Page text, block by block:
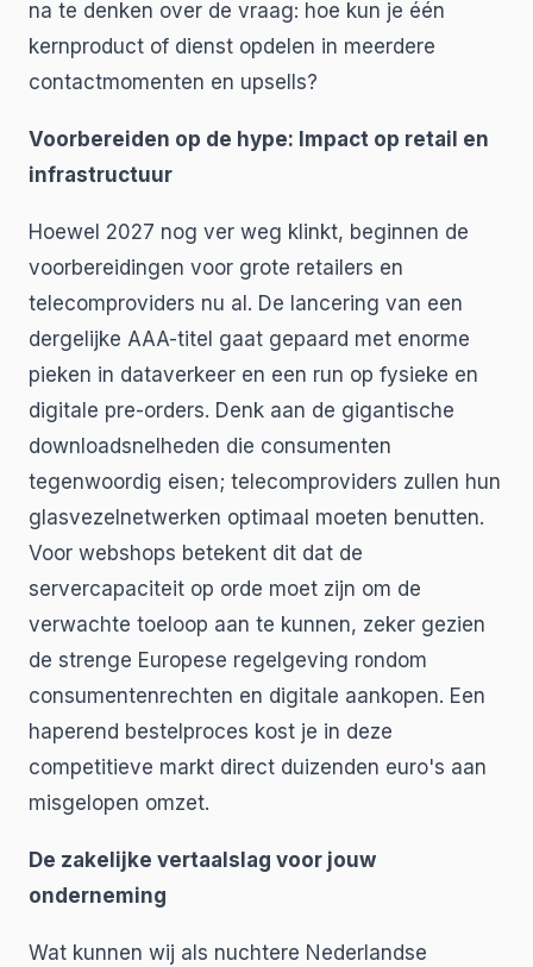
na te denken over de vraag: hoe kun je één
kernproduct of dienst opdelen in meerdere
contactmomenten en upsells?
Voorbereiden op de hype: Impact op retail en
infrastructuur
Hoewel 2027 nog ver weg klinkt, beginnen de
voorbereidingen voor grote retailers en
telecomproviders nu al. De lancering van een
dergelijke AAA-titel gaat gepaard met enorme
pieken in dataverkeer en een run op fysieke en
digitale pre-orders. Denk aan de gigantische
downloadsnelheden die consumenten
tegenwoordig eisen; telecomproviders zullen hun
glasvezelnetwerken optimaal moeten benutten.
Voor webshops betekent dit dat de
servercapaciteit op orde moet zijn om de
verwachte toeloop aan te kunnen, zeker gezien
de strenge Europese regelgeving rondom
consumentenrechten en digitale aankopen. Een
haperend bestelproces kost je in deze
competitieve markt direct duizenden euro's aan
misgelopen omzet.
De zakelijke vertaalslag voor jouw
onderneming
Wat kunnen wij als nuchtere Nederlandse